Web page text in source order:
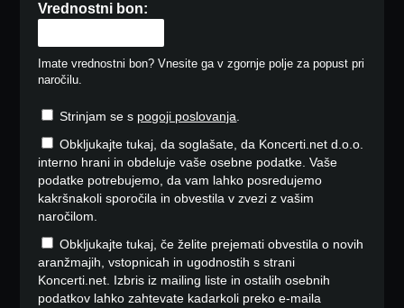
Vrednostni bon:
Imate vrednostni bon? Vnesite ga v zgornje polje za popust pri
naročilu.
Strinjam se s pogoji poslovanja.
Obkljukajte tukaj, da soglašate, da Koncerti.net d.o.o.
interno hrani in obdeluje vaše osebne podatke. Vaše
podatke potrebujemo, da vam lahko posredujemo
kakršnakoli sporočila in obvestila v zvezi z vašim
naročilom.
Obkljukajte tukaj, če želite prejemati obvestila o novih
aranžmajih, vstopnicah in ugodnostih s strani
Koncerti.net. Izbris iz mailing liste in ostalih osebnih
podatkov lahko zahtevate kadarkoli preko e-maila